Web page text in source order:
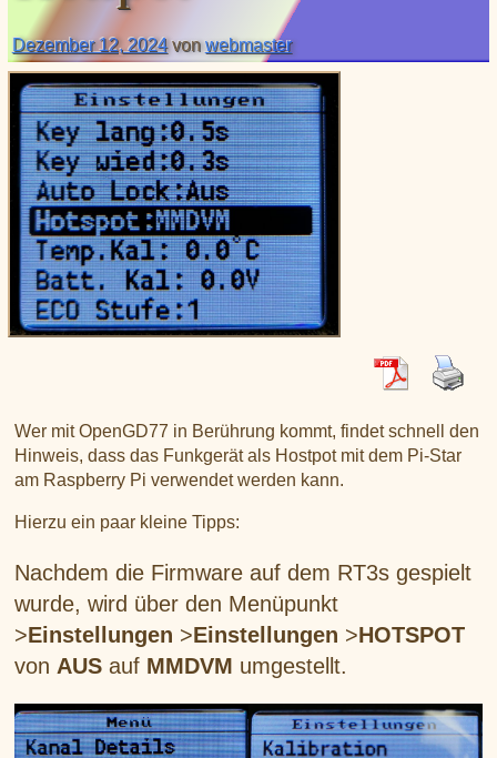
Liste aller Rubiken im DAPNET
BrandMeister Hose Line
CSS Tool (color party!)
DMR ID
YSFReflectors
Xreflector
IPSC2 Hotspot
deutsche Räume im Wires-X
XLX031
Download
Dezember 12, 2024 vonwebmaster
Wer mit OpenGD77 in Berührung kommt, findet schnell den
Hinweis, dass das Funkgerät als Hostpot mit dem Pi-Star
am Raspberry Pi verwendet werden kann.
Hierzu ein paar kleine Tipps:
Nachdem die Firmware auf dem RT3s gespielt
wurde, wird über den Menüpunkt
>Einstellungen >Einstellungen >HOTSPOT
vonAUS auf MMDVM umgestellt.